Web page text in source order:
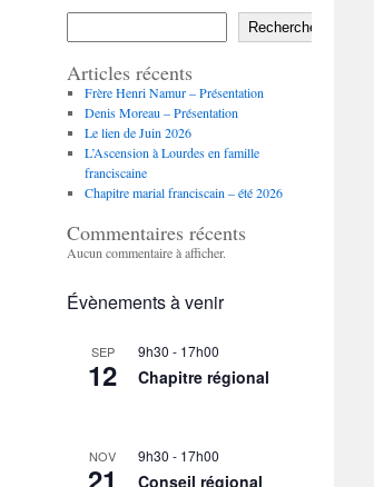
Rechercher
Articles récents
Frère Henri Namur – Présentation
Denis Moreau – Présentation
Le lien de Juin 2026
L’Ascension à Lourdes en famille
franciscaine
Chapitre marial franciscain – été 2026
Commentaires récents
Aucun commentaire à afficher.
Évènements à venir
SEP
12
9h30 - 17h00
Chapitre régional
NOV
21
9h30 - 17h00
Conseil régional